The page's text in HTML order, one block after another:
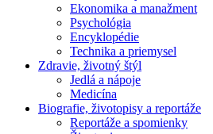
Ekonomika a manažment
Psychológia
Encyklopédie
Technika a priemysel
Zdravie, životný štýl
Jedlá a nápoje
Medicína
Biografie, životopisy a reportáže
Reportáže a spomienky